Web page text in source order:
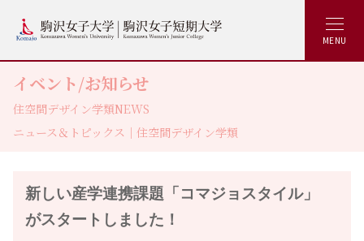
MENU
イベント/お知らせ
住空間デザイン学類NEWS
ニュース＆トピックス｜住空間デザイン学類
新しい産学連携課題「コマジョスタイル」
がスタートしました！